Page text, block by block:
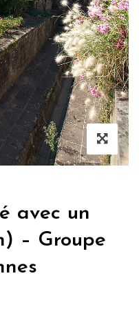
avec un
– Groupe